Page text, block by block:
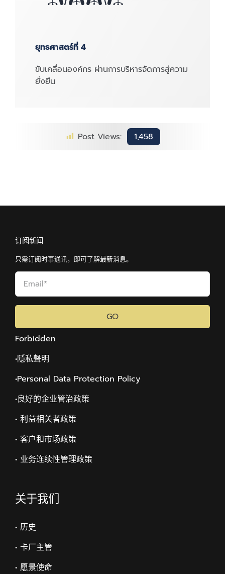
ยุทธศาสตร์ที่ 4
ขับเคลื่อนองค์กร ผ่านการบริหารจัดการสู่ความ
ยั่งยืน
Post Views: 1,458
订阅新闻
只需订阅时事通讯，即可了解最新消息。
GO
Forbidden
•隱私聲明
•Personal Data Protection Policy
•良好的企业管治政策
• 利益相关者政策
• 客户和市场政策
• 业务连续性管理政策
关于我们
• 历史
• 卡厂主管
• 愿景使命